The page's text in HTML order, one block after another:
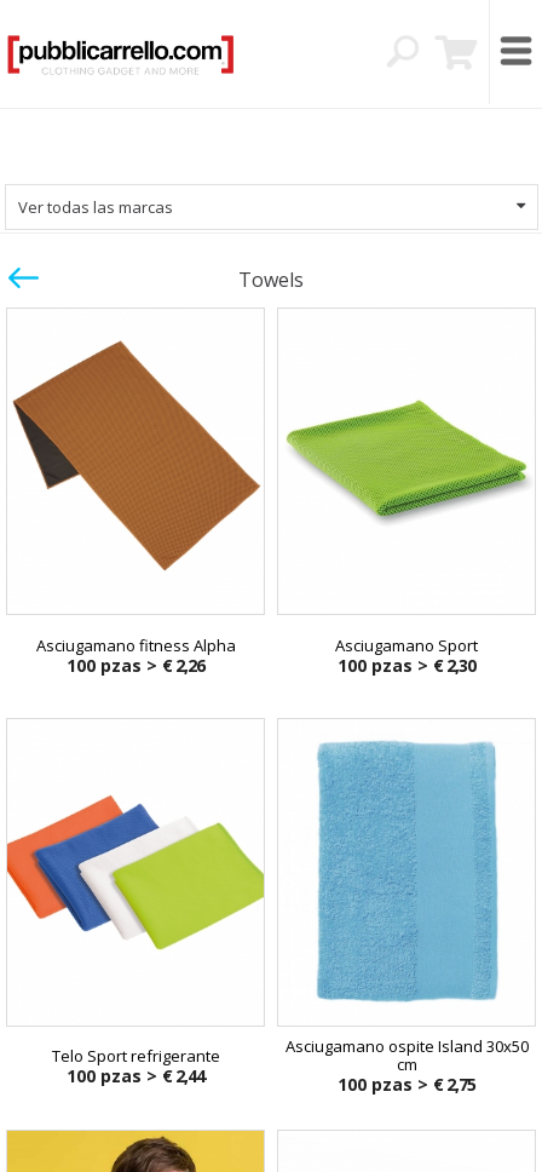
Ver todas las marcas
Towels
Asciugamano fitness Alpha
100 pzas > € 2,26
Asciugamano Sport
100 pzas > € 2,30
Telo Sport refrigerante
100 pzas > € 2,44
Asciugamano ospite Island 30x50
cm
100 pzas > € 2,75